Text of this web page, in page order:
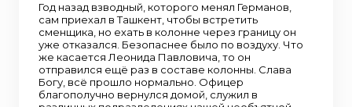
Год назад взводный, которого менял Германов,
сам приехал в Ташкент, чтобы встретить
сменщика, но ехать в колонне через границу он
уже отказался. Безопаснее было по воздуху. Что
же касается Леонида Павловича, то он
отправился ещё раз в составе колонны. Слава
Богу, всё прошло нормально. Офицер
благополучно вернулся домой, служил в